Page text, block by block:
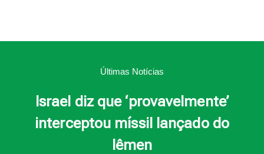
Últimas Notícias
Israel diz que ‘provavelmente’
interceptou míssil lançado do
Iêmen